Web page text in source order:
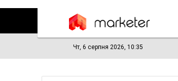
Чт, 6 серпня 2026, 10:35